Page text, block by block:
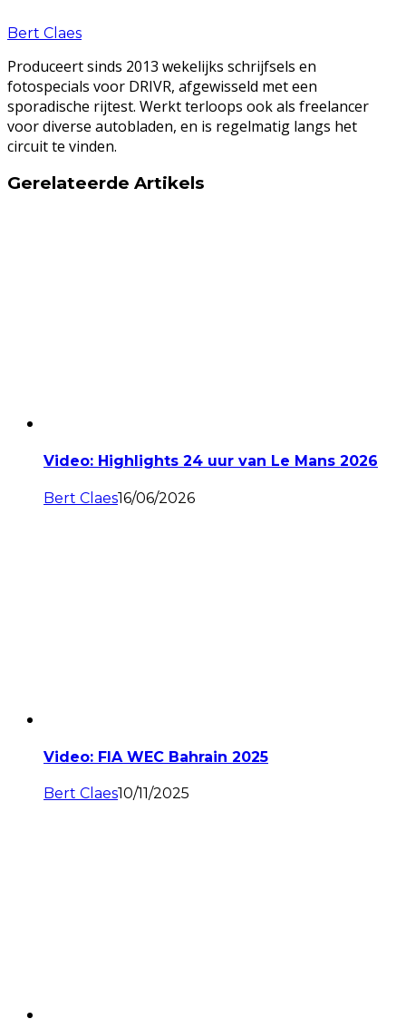
Bert Claes
Produceert sinds 2013 wekelijks schrijfsels en
fotospecials voor DRIVR, afgewisseld met een
sporadische rijtest. Werkt terloops ook als freelancer
voor diverse autobladen, en is regelmatig langs het
circuit te vinden.
Gerelateerde Artikels
Video: Highlights 24 uur van Le Mans 2026
Bert Claes16/06/2026
Video: FIA WEC Bahrain 2025
Bert Claes10/11/2025